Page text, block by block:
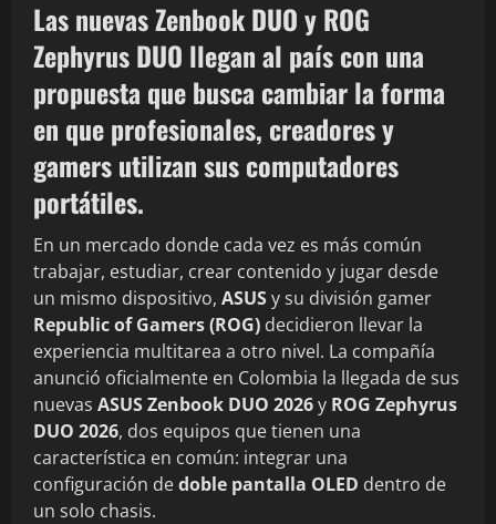
Las nuevas Zenbook DUO y ROG
Zephyrus DUO llegan al país con una
propuesta que busca cambiar la forma
en que profesionales, creadores y
gamers utilizan sus computadores
portátiles.
En un mercado donde cada vez es más común
trabajar, estudiar, crear contenido y jugar desde
un mismo dispositivo, ASUSy su división gamer
Republic of Gamers (ROG) decidieron llevar la
experiencia multitarea a otro nivel. La compañía
anunció oficialmente en Colombia la llegada de sus
nuevas ASUS Zenbook DUO 2026y ROG Zephyrus
DUO 2026, dos equipos que tienen una
característica en común: integrar una
configuración dedoble pantalla OLED dentro de
un solo chasis.